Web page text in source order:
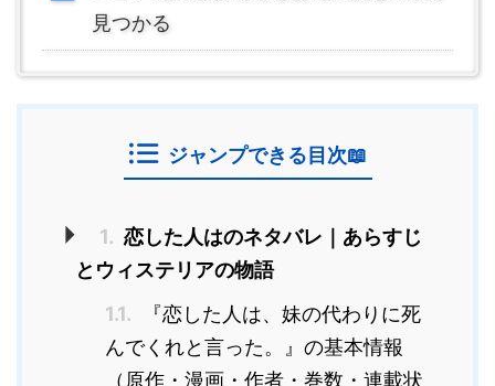
見つかる
ジャンプできる目次📖
1. 恋した人はのネタバレ｜あらすじ
とウィステリアの物語
1.1.
『恋した人は、妹の代わりに死
んでくれと言った。』の基本情報
（原作・漫画・作者・巻数・連載状